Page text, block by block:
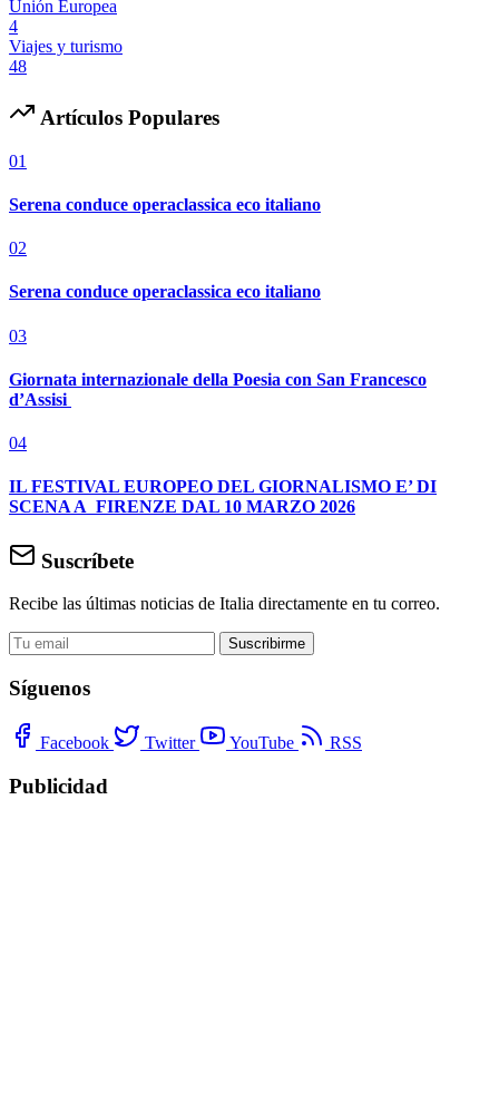
Unión Europea
4
Viajes y turismo
48
Artículos Populares
01
Serena conduce operaclassica eco italiano
02
Serena conduce operaclassica eco italiano
03
Giornata internazionale della Poesia con San Francesco
d’Assisi
04
IL FESTIVAL EUROPEO DEL GIORNALISMO E’ DI
SCENA A FIRENZE DAL 10 MARZO 2026
Suscríbete
Recibe las últimas noticias de Italia directamente en tu correo.
Suscribirme
Síguenos
Facebook Twitter YouTube RSS
Publicidad